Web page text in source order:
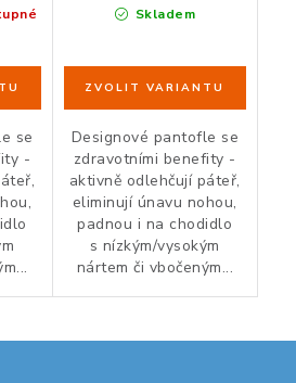
se
-
Skladem
Designové pantofle se
zdravotními benefity -
aktivně odlehčují páteř,
eliminují únavu nohou,
padnou i na chodidlo
s nízkým/vysokým
nártem či vbočeným...